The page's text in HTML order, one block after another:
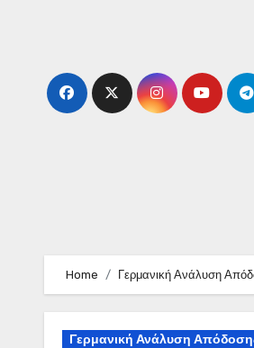
Home Γερμανική Ανάλυση
Γερμανική Ανάλυση